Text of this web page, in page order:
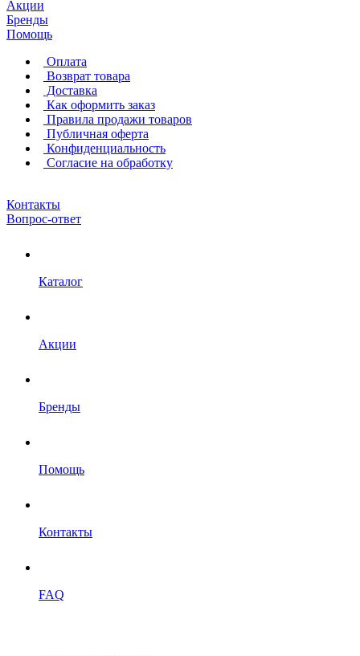
Акции
Бренды
Помощь
Оплата
Возврат товара
Доставка
Как оформить заказ
Правила продажи товаров
Публичная оферта
Конфиденциальность
Согласие на обработку
Контакты
Вопрос-ответ
Каталог
Акции
Бренды
Помощь
Контакты
FAQ